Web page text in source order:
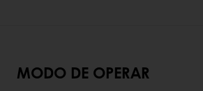
MODO DE OPERAR